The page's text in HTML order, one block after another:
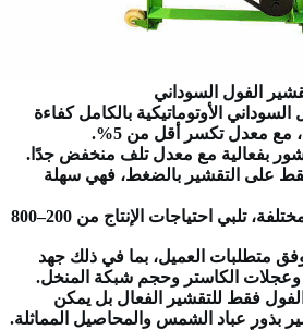
الفول السوداني
الأوتوماتيكية بالكامل كفاءة
بفعالية مع معدل تلف منخفض جدًا.
على التقشير بالضغط، فهي سهلة
متوفرة في 3 نماذج مختلفة، تلبي احتياجات الإنتاج من 200–800
متطلبات العميل، بما في ذلك جهد
وعجلات الكاستر وحجم شبكة المنخل.
فقط للتقشير الفعال بل يمكن
بذور عباد الشمس والمحاصيل المماثلة.